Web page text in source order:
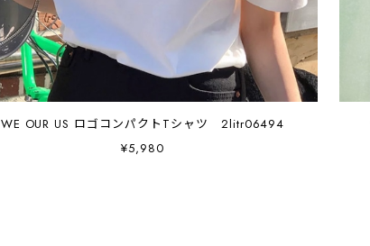
WE OUR US ロゴコンパクトTシャツ 2litr06494
¥5,980